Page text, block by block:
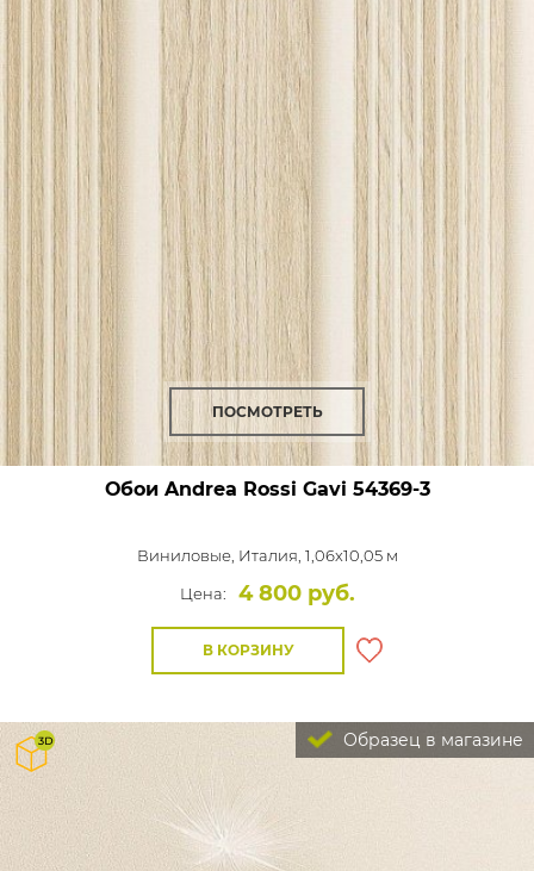
ПОСМОТРЕТЬ
Обои Andrea Rossi Gavi 54369-3
Виниловые, Италия, 1,06x10,05 м
Цена:
4 800 руб.
В КОРЗИНУ
Образец в магазине